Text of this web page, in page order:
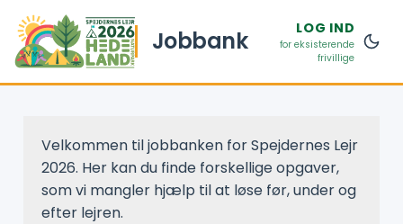
Jobbank LOG IND
for eksisterende
frivillige
Velkommen til jobbanken for Spejdernes Lejr
2026. Her kan du finde forskellige opgaver,
som vi mangler hjælp til at løse før, under og
efter lejren.